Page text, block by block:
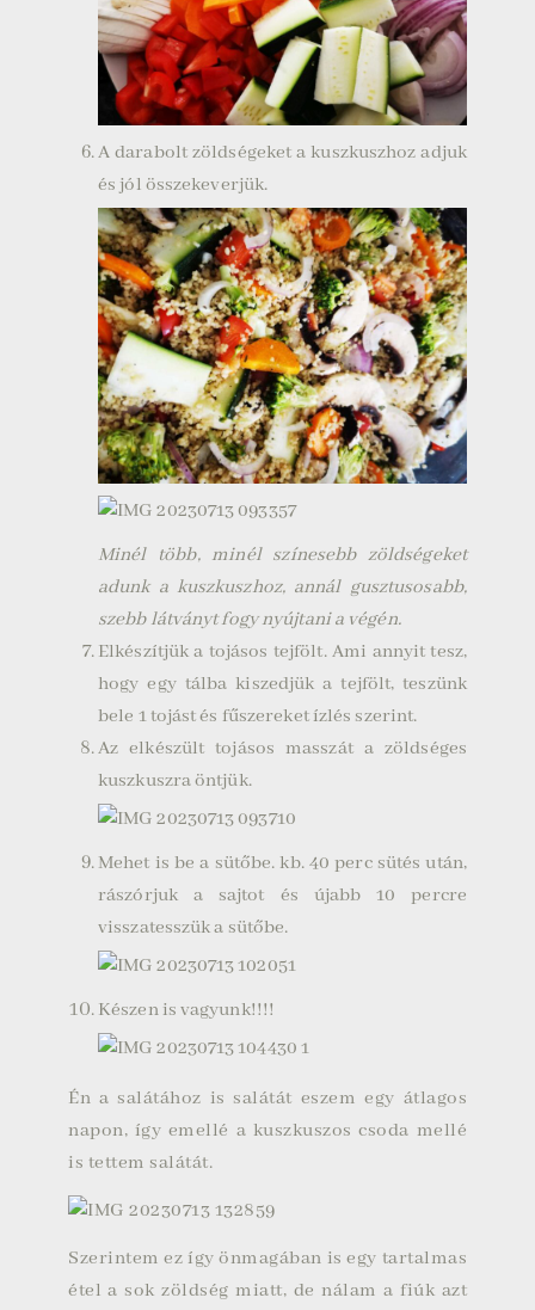
A darabolt zöldségeket a kuszkuszhoz adjuk
és jól összekeverjük.
Minél több, minél színesebb zöldségeket
adunk a kuszkuszhoz, annál gusztusosabb,
szebb látványt fogy nyújtani a végén.
Elkészítjük a tojásos tejfölt. Ami annyit tesz,
hogy egy tálba kiszedjük a tejfölt, teszünk
bele 1 tojást és fűszereket ízlés szerint.
Az elkészült tojásos masszát a zöldséges
kuszkuszra öntjük.
Mehet is be a sütőbe. kb. 40 perc sütés után,
rászórjuk a sajtot és újabb 10 percre
visszatesszük a sütőbe.
Készen is vagyunk!!!!
Én a salátához is salátát eszem egy átlagos
napon, így emellé a kuszkuszos csoda mellé
is tettem salátát.
Szerintem ez így önmagában is egy tartalmas
étel a sok zöldség miatt, de nálam a fiúk azt